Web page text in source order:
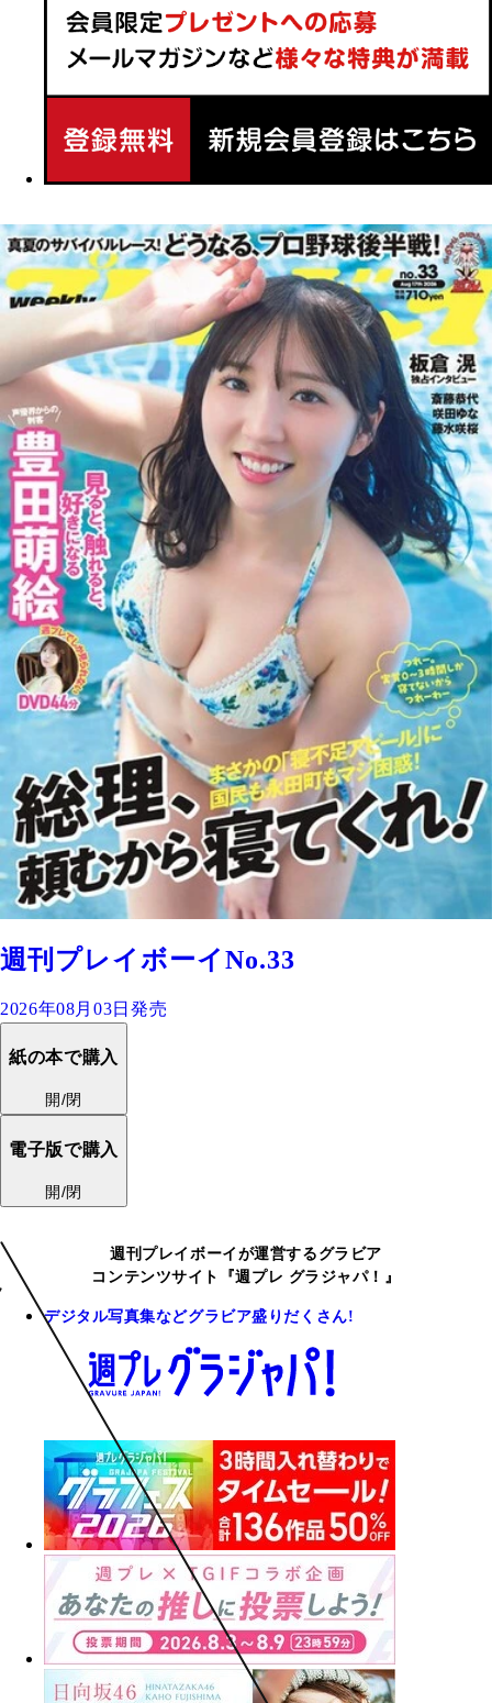
週刊プレイボーイNo.33
2026年08月03日発売
紙の本で購入
開/閉
電子版で購入
開/閉
週刊プレイボーイが運営するグラビア
コンテンツサイト『週プレ グラジャパ！』
デジタル写真集などグラビア盛りだくさん!